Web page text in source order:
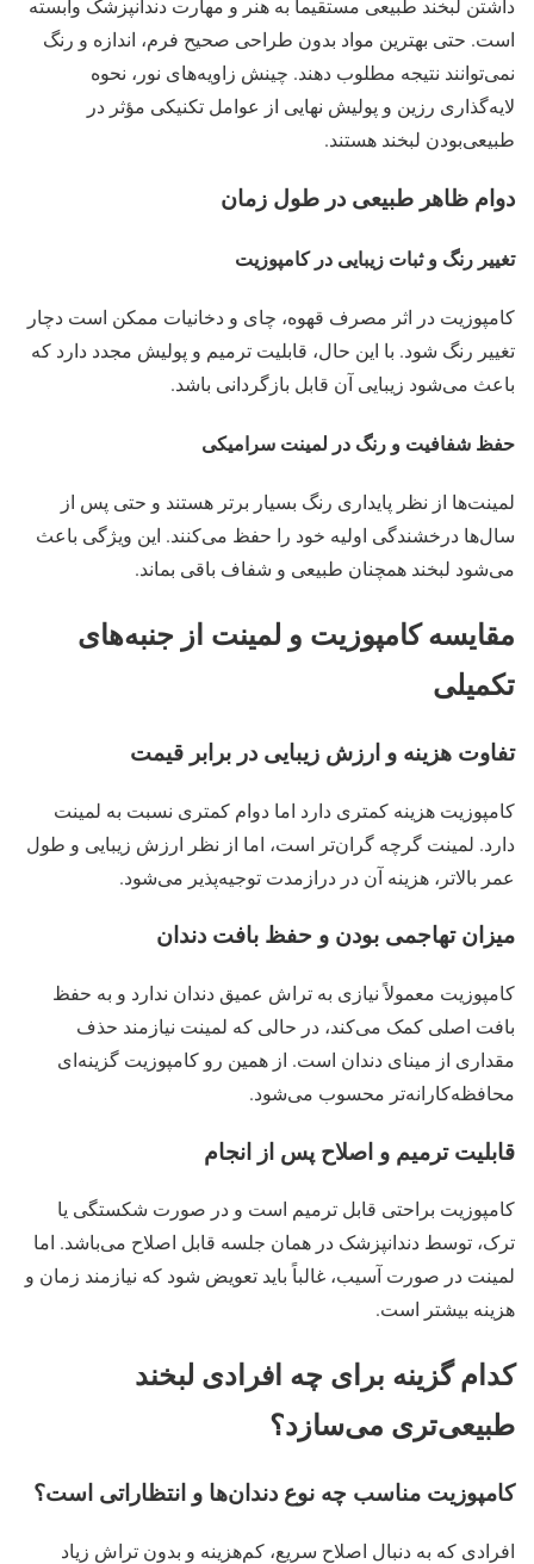
داشتن لبخند طبیعی مستقیماً به هنر و مهارت دندانپزشک وابسته
است. حتی بهترین مواد بدون طراحی صحیح فرم، اندازه و رنگ
نمی‌توانند نتیجه مطلوب دهند. چینش زاویه‌های نور، نحوه
لایه‌گذاری رزین و پولیش نهایی از عوامل تکنیکی مؤثر در
طبیعی‌بودن لبخند هستند.
دوام ظاهر طبیعی در طول زمان
تغییر رنگ و ثبات زیبایی در کامپوزیت
کامپوزیت در اثر مصرف قهوه، چای و دخانیات ممکن است دچار
تغییر رنگ شود. با این حال، قابلیت ترمیم و پولیش مجدد دارد که
باعث می‌شود زیبایی آن قابل بازگردانی باشد.
حفظ شفافیت و رنگ در لمینت سرامیکی
لمینت‌ها از نظر پایداری رنگ بسیار برتر هستند و حتی پس از
سال‌ها درخشندگی اولیه خود را حفظ می‌کنند. این ویژگی باعث
می‌شود لبخند همچنان طبیعی و شفاف باقی بماند.
مقایسه کامپوزیت و لمینت از جنبه‌های
تکمیلی
تفاوت هزینه و ارزش زیبایی در برابر قیمت
کامپوزیت هزینه کمتری دارد اما دوام کمتری نسبت به لمینت
دارد. لمینت گرچه گران‌تر است، اما از نظر ارزش زیبایی و طول
عمر بالاتر، هزینه آن در درازمدت توجیه‌پذیر می‌شود.
میزان تهاجمی بودن و حفظ بافت دندان
کامپوزیت معمولاً نیازی به تراش عمیق دندان ندارد و به حفظ
بافت اصلی کمک می‌کند، در حالی که لمینت نیازمند حذف
مقداری از مینای دندان است. از همین رو کامپوزیت گزینه‌ای
محافظه‌کارانه‌تر محسوب می‌شود.
قابلیت ترمیم و اصلاح پس از انجام
کامپوزیت براحتی قابل ترمیم است و در صورت شکستگی یا
ترک، توسط دندانپزشک در همان جلسه قابل اصلاح می‌باشد. اما
لمینت در صورت آسیب، غالباً باید تعویض شود که نیازمند زمان و
هزینه بیشتر است.
کدام گزینه برای چه افرادی لبخند
طبیعی‌تری می‌سازد؟
کامپوزیت مناسب چه نوع دندان‌ها و انتظاراتی است؟
افرادی که به دنبال اصلاح سریع، کم‌هزینه و بدون تراش زیاد